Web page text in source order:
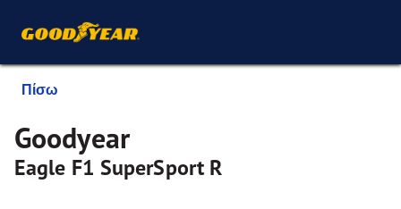
Πίσω
Goodyear
Eagle F1 SuperSport R